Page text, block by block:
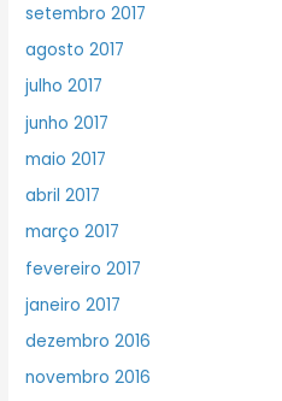
setembro 2017
agosto 2017
julho 2017
junho 2017
maio 2017
abril 2017
março 2017
fevereiro 2017
janeiro 2017
dezembro 2016
novembro 2016